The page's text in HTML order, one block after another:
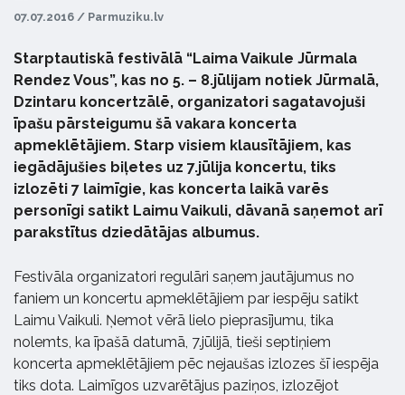
07.07.2016 / Parmuziku.lv
Starptautiskā festivālā “Laima Vaikule Jūrmala
Rendez Vous”, kas no 5. – 8.jūlijam notiek Jūrmalā,
Dzintaru koncertzālē, organizatori sagatavojuši
īpašu pārsteigumu šā vakara koncerta
apmeklētājiem. Starp visiem klausītājiem, kas
iegādājušies biļetes uz 7.jūlija koncertu, tiks
izlozēti 7 laimīgie, kas koncerta laikā varēs
personīgi satikt Laimu Vaikuli, dāvanā saņemot arī
parakstītus dziedātājas albumus.
Festivāla organizatori regulāri saņem jautājumus no
faniem un koncertu apmeklētājiem par iespēju satikt
Laimu Vaikuli. Ņemot vērā lielo pieprasījumu, tika
nolemts, ka īpašā datumā, 7.jūlijā, tieši septiņiem
koncerta apmeklētājiem pēc nejaušas izlozes šī iespēja
tiks dota. Laimīgos uzvarētājus paziņos, izlozējot